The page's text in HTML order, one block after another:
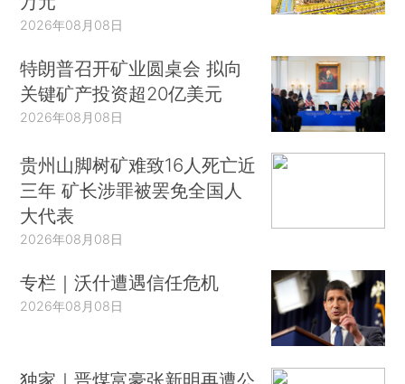
2026年08月08日
特朗普召开矿业圆桌会 拟向
关键矿产投资超20亿美元
2026年08月08日
贵州山脚树矿难致16人死亡近
三年 矿长涉罪被罢免全国人
大代表
2026年08月08日
专栏｜沃什遭遇信任危机
2026年08月08日